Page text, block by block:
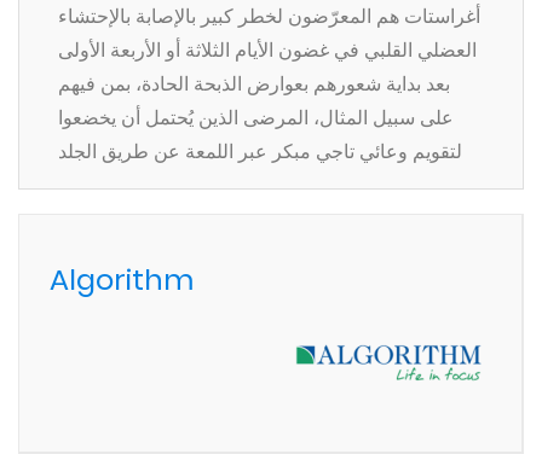
أغراستات هم المعرّضون لخطر كبير بالإصابة بالإحتشاء
العضلي القلبي في غضون الأيام الثلاثة أو الأربعة الأولى
بعد بداية شعورهم بعوارض الذبحة الحادة، بمن فيهم
على سبيل المثال، المرضى الذين يُحتمل أن يخضعوا
لتقويم وعائي تاجي مبكر عبر اللمعة عن طريق الجلد
Algorithm